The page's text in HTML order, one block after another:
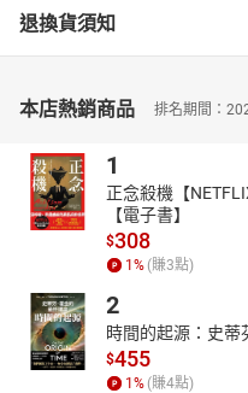
退換貨須知
本店熱銷商品 排名期間：
1
正念殺機【
【電子書】
$308
1 % (賺3點)
2
時間的起源：史蒂
$455
1 % (賺4點)